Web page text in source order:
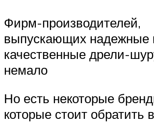
Фирм-производителей,
выпускающих надежные
качественные дрели-
немало
Но есть некоторые
которые стоит обратить